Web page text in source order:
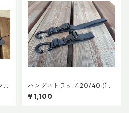
カ
ハングストラップ 20/40 (1
本)
¥1,100